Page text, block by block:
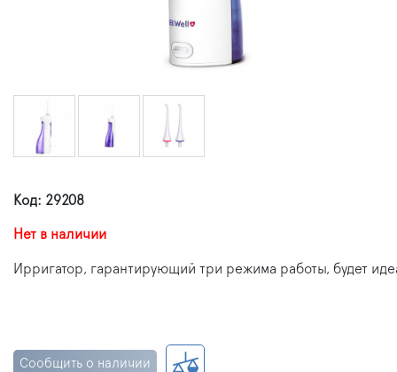
Код: 29208
Нет в наличии
Ирригатор, гарантирующий три режима работы, будет
Сообщить о наличии